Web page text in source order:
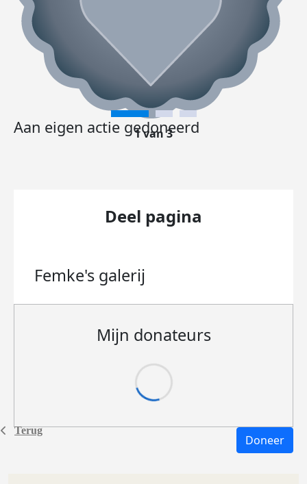
Terug
Aan eigen actie gedoneerd
1 van 3
Deel pagina
Femke's galerij
Mijn donateurs
Doneer